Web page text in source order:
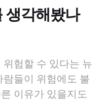
생각해봤나
험할 수 있다는 뉴
들이 위험에도 불
이유가 있을지도